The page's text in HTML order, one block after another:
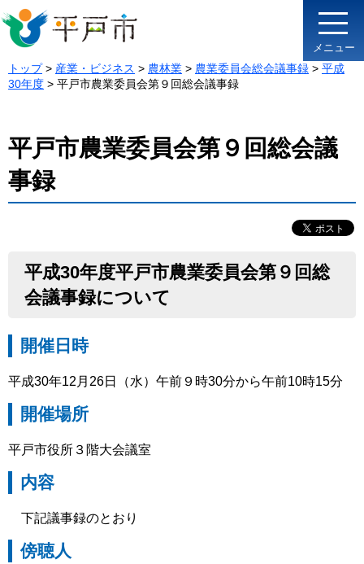
メニュー
トップ> 産業・ビジネス > 農林業 > 農業委員会総会議事録 > 平成
30年度 > 平戸市農業委員会第９回総会議事録
平戸市農業委員会第９回総会議
事録
平成30年度平戸市農業委員会第９回総
会議事録について
開催日時
平成30年12月26日（水）午前９時30分から午前10時15分
開催場所
平戸市役所３階大会議室
内容
下記議事録のとおり
傍聴人